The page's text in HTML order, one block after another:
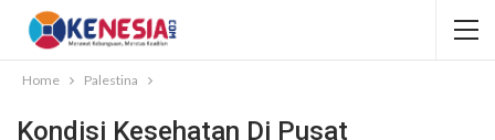
Home Palestina
Kondisi Kesehatan Di Pusat